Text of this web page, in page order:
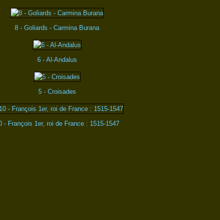
8 - Goliards - Carmina Burana
6 - Al-Andalus
5 - Croisades
- François 1er, roi de France : 1515-1547